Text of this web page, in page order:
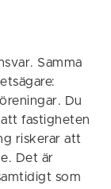
Samma
Du
fastigheten
riskerar att
Det är
som